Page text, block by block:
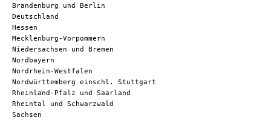
Brandenburg und Berlin
Deutschland
Hessen
Mecklenburg-Vorpommern
Niedersachsen und Bremen
Nordbayern
Nordrhein-Westfalen
Nordwürttemberg einschl. Stuttgart
Rheinland-Pfalz und Saarland
Rheintal und Schwarzwald
Sachsen